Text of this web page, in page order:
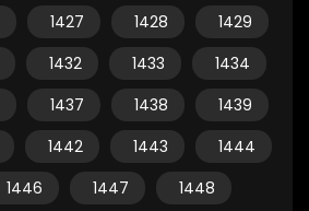
1427 1428
1429
1432 1433
1434
1437 1438
1439
1442 1443
1444
1446 1447
1448